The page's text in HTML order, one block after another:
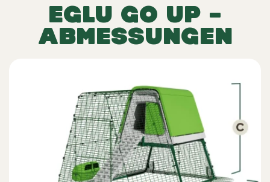
EGLU GO UP –
ABMESSUNGEN